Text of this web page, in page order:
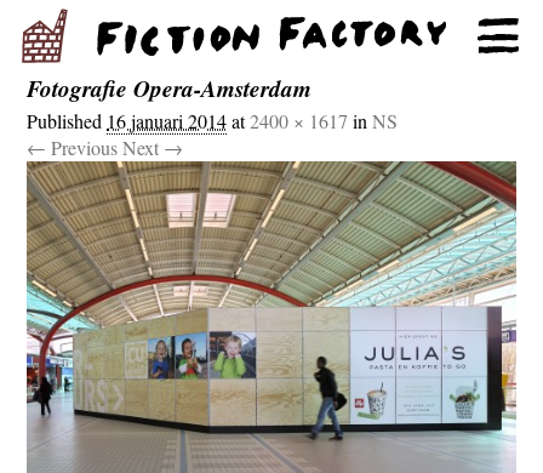
Fotografie Opera-Amsterdam
Published 16 januari 2014at2400 × 1617 inNS
← Previous Next →